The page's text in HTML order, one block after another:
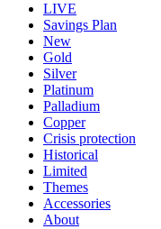
LIVE
Savings Plan
New
Gold
Silver
Platinum
Palladium
Copper
Crisis protection
Historical
Limited
Themes
Accessories
About